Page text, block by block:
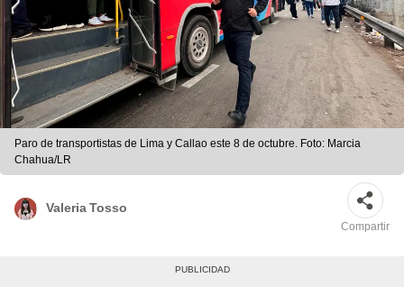
Paro de transportistas de Lima y Callao este 8 de octubre. Foto: Marcia
Chahua/LR
Valeria Tosso
Compartir